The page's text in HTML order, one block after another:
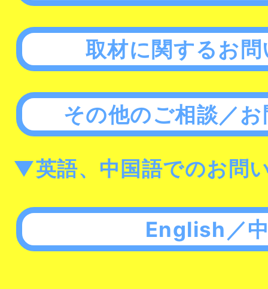
取材に関するお
その他のご相談／
▼英語、中国語でのお問
English／